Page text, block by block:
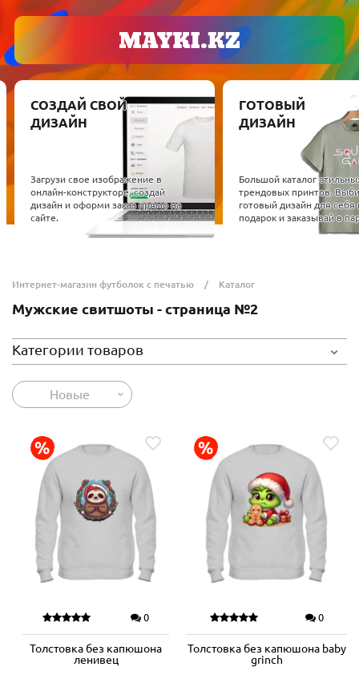
ГОТОВЫЙ
ДИЗАЙН
Большой каталог стильных и
трендовых принтов. Выбирай
готовый дизайн для себя или в
подарок и заказывай в пару кликов.
ОБОРУДОВАНИЕ
МАТЕРИАЛЫ
Проверенное
оборудование, на
работаем. Подберем
сублимационные
термопрессы и
материалы.
Интернет-магазин футболок с печатью Каталог
Мужские свитшоты - страница №2
Категории товаров
Новые
0
Толстовка без капюшона
ленивец
0
Толстовка без капюшона baby
grinch